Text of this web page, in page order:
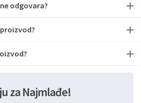
odgovara?
za Najmlađe!